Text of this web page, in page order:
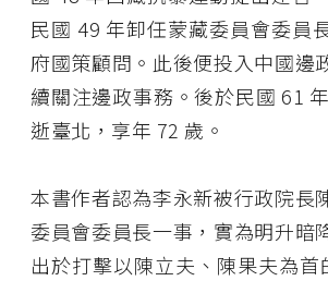
民國 49 年卸任蒙藏委員會委員
府國策顧問。此後便投入中國邊
續關注邊政事務。後於民國 61
逝臺北，享年 72 歲。
本書作者認為李永新被行政院長
委員會委員長一事，實為明升暗
出於打擊以陳立夫、陳果夫為首